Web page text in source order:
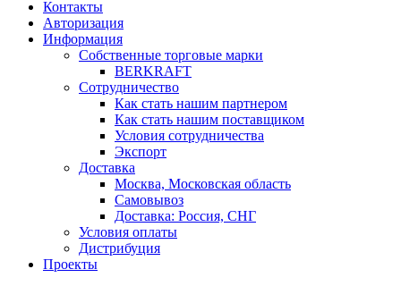
Контакты
Авторизация
Информация
Собственные торговые марки
BERKRAFT
Сотрудничество
Как стать нашим партнером
Как стать нашим поставщиком
Условия сотрудничества
Экспорт
Доставка
Москва, Московская область
Самовывоз
Доставка: Россия, СНГ
Условия оплаты
Дистрибуция
Проекты